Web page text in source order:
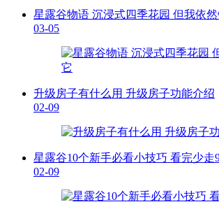
星露谷物语 沉浸式四季花园 但我依
03-05
升级房子有什么用 升级房子功能介绍
02-09
星露谷10个新手必看小技巧 看完少走
02-09